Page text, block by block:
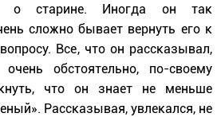
о старине. Иногда он так
сложно бывает вернуть его к
Все, что он рассказывал,
обстоятельно, по-своему
что он знает не меньше
Рассказывая, увлекался, не